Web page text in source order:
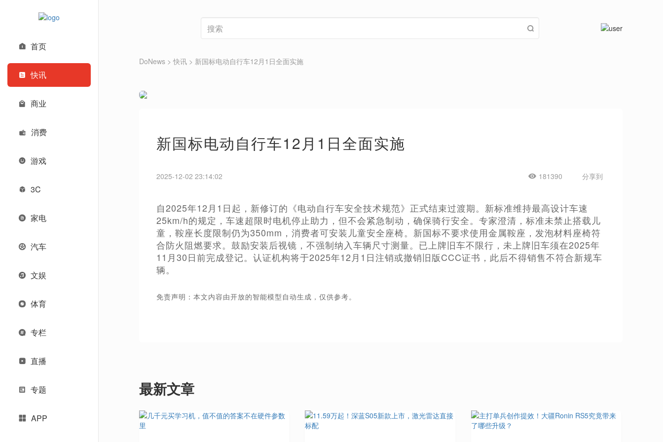
首页
快讯
商业
消费
游戏
3C
家电
汽车
文娱
体育
专栏
直播
专题
APP
DoNews >快讯 > 新国标电动自行车12月1日全面实施
新国标电动自行车12月1日全面实施
2025-12-02 23:14:02 181390 分享到
自2025年12月1日起，新修订的《电动自行车安全技术规范》正式结束过渡期。新标准维持最高设计车速
25km/h的规定，车速超限时电机停止助力，但不会紧急制动，确保骑行安全。专家澄清，标准未禁止搭载儿
童，鞍座长度限制仍为350mm，消费者可安装儿童安全座椅。新国标不要求使用金属鞍座，发泡材料座椅符
合防火阻燃要求。鼓励安装后视镜，不强制纳入车辆尺寸测量。已上牌旧车不限行，未上牌旧车须在2025年
11月30日前完成登记。认证机构将于2025年12月1日注销或撤销旧版CCC证书，此后不得销售不符合新规车
辆。
免责声明：本文内容由开放的智能模型自动生成，仅供参考。
最新文章